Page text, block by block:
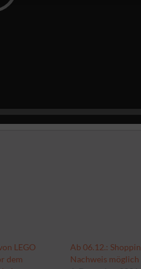
LEGO
dem
Ab 06.12.:
Nachweis möglich